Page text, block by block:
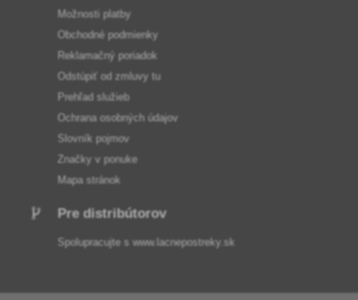
Možnosti platby
Obchodné podmienky
Reklamačný poriadok
Odstúpiť od zmluvy tu
Prehľad služieb
Ochrana osobných údajov
Slovník pojmov
Značky v ponuke
Mapa stránok
Pre distribútorov
Spolupracujte s www.lacnepostreky.sk